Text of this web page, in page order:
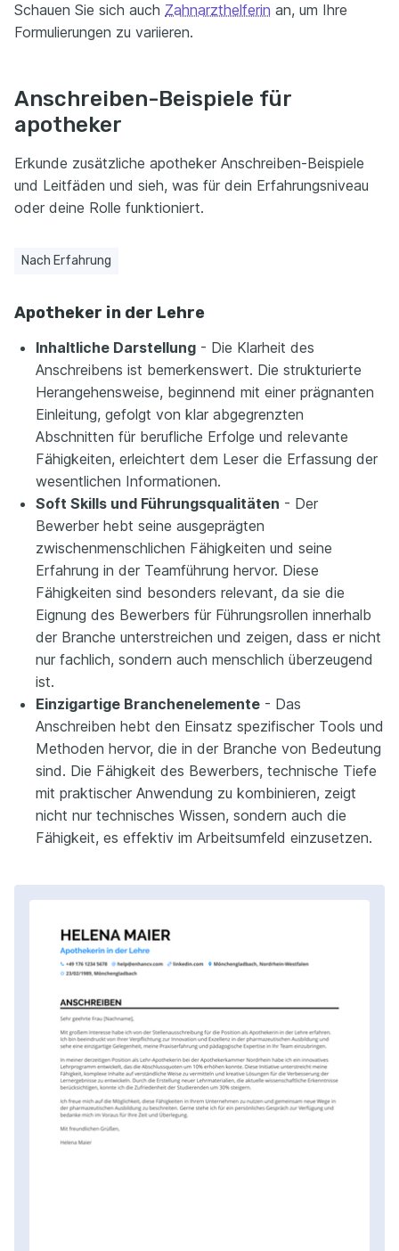
Schauen Sie sich auch Zahnarzthelferin an, um Ihre
Formulierungen zu variieren.
Anschreiben-Beispiele für
apotheker
Erkunde zusätzliche apotheker Anschreiben-Beispiele
und Leitfäden und sieh, was für dein Erfahrungsniveau
oder deine Rolle funktioniert.
Nach Erfahrung
Apotheker in der Lehre
Inhaltliche Darstellung - Die Klarheit des
Anschreibens ist bemerkenswert. Die strukturierte
Herangehensweise, beginnend mit einer prägnanten
Einleitung, gefolgt von klar abgegrenzten
Abschnitten für berufliche Erfolge und relevante
Fähigkeiten, erleichtert dem Leser die Erfassung der
wesentlichen Informationen.
Soft Skills und Führungsqualitäten - Der
Bewerber hebt seine ausgeprägten
zwischenmenschlichen Fähigkeiten und seine
Erfahrung in der Teamführung hervor. Diese
Fähigkeiten sind besonders relevant, da sie die
Eignung des Bewerbers für Führungsrollen innerhalb
der Branche unterstreichen und zeigen, dass er nicht
nur fachlich, sondern auch menschlich überzeugend
ist.
Einzigartige Branchenelemente - Das
Anschreiben hebt den Einsatz spezifischer Tools und
Methoden hervor, die in der Branche von Bedeutung
sind. Die Fähigkeit des Bewerbers, technische Tiefe
mit praktischer Anwendung zu kombinieren, zeigt
nicht nur technisches Wissen, sondern auch die
Fähigkeit, es effektiv im Arbeitsumfeld einzusetzen.